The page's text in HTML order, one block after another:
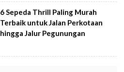
6 Sepeda Thrill Paling Murah
Terbaik untuk Jalan Perkotaan
hingga Jalur Pegunungan